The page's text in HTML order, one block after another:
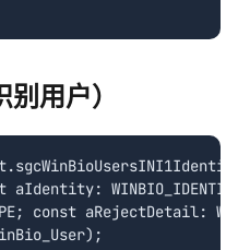
用户）
aIdentity:
const aRejectDetail: